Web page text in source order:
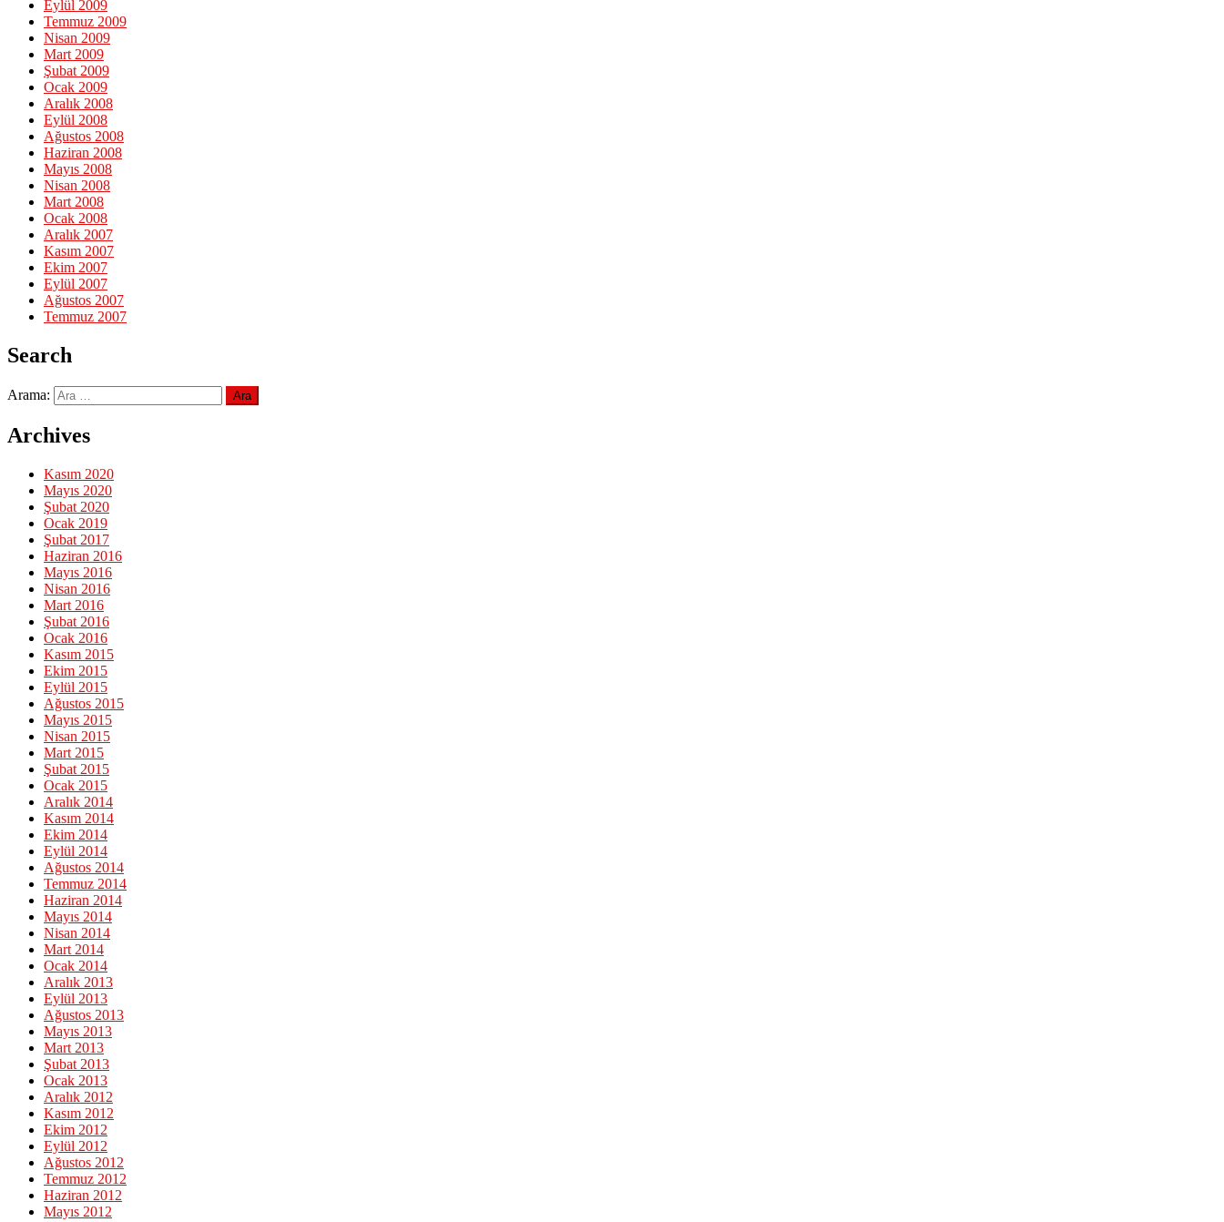
Eylül 2009
Temmuz 2009
Nisan 2009
Mart 2009
Şubat 2009
Ocak 2009
Aralık 2008
Eylül 2008
Ağustos 2008
Haziran 2008
Mayıs 2008
Nisan 2008
Mart 2008
Ocak 2008
Aralık 2007
Kasım 2007
Ekim 2007
Eylül 2007
Ağustos 2007
Temmuz 2007
Search
Arama:
Archives
Kasım 2020
Mayıs 2020
Şubat 2020
Ocak 2019
Şubat 2017
Haziran 2016
Mayıs 2016
Nisan 2016
Mart 2016
Şubat 2016
Ocak 2016
Kasım 2015
Ekim 2015
Eylül 2015
Ağustos 2015
Mayıs 2015
Nisan 2015
Mart 2015
Şubat 2015
Ocak 2015
Aralık 2014
Kasım 2014
Ekim 2014
Eylül 2014
Ağustos 2014
Temmuz 2014
Haziran 2014
Mayıs 2014
Nisan 2014
Mart 2014
Ocak 2014
Aralık 2013
Eylül 2013
Ağustos 2013
Mayıs 2013
Mart 2013
Şubat 2013
Ocak 2013
Aralık 2012
Kasım 2012
Ekim 2012
Eylül 2012
Ağustos 2012
Temmuz 2012
Haziran 2012
Mayıs 2012